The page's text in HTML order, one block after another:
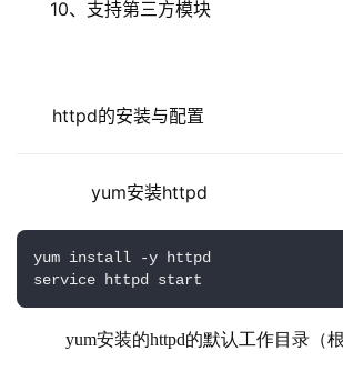
10、支持第三方模块
httpd的安装与配置
yum安装httpd
yum install -y httpd
service httpd start
yum安装的httpd的默认工作目录（